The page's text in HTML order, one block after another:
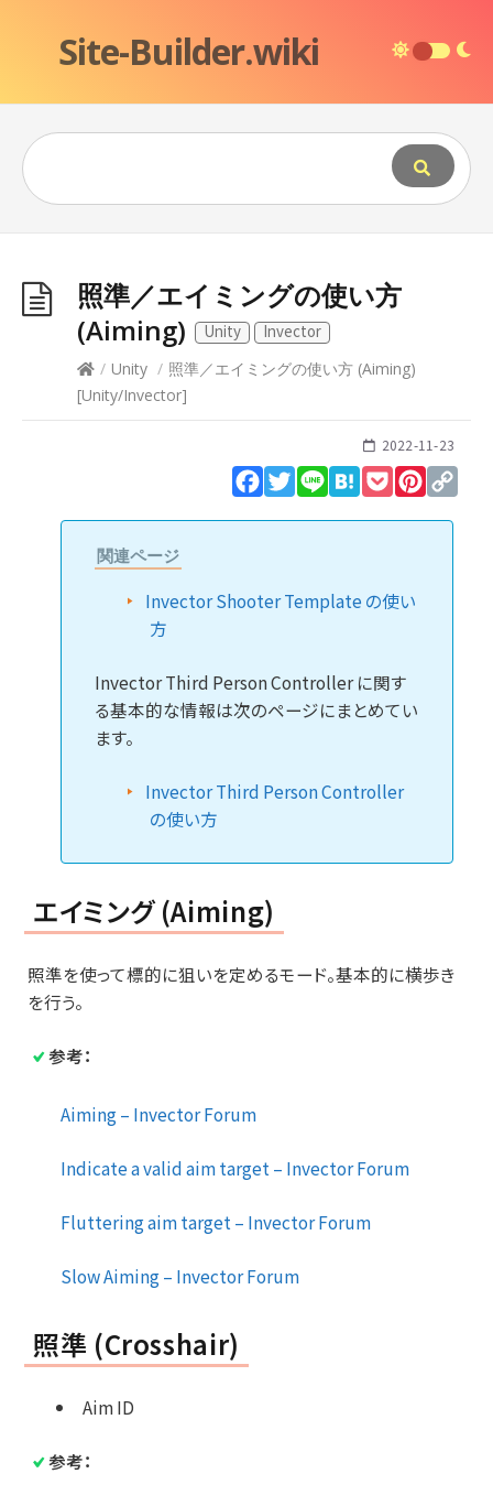
Site-Builder.wiki
照準／エイミングの使い方
(Aiming)
Unity
Invector
/ Unity / 照準／エイミングの使い方 (Aiming)
[Unity/Invector]
2022-11-23
Facebook
Twitter
Line HatenaPocket
関連ページ
Invector Shooter Template の使い
方
Invector Third Person Controller に関す
る基本的な情報は次のページにまとめてい
ます。
Invector Third Person Controller
の使い方
エイミング (Aiming)
照準を使って標的に狙いを定めるモード。基本的に横歩き
を行う。
参考：
Aiming – Invector Forum
Indicate a valid aim target – Invector Forum
Fluttering aim target – Invector Forum
Slow Aiming – Invector Forum
照準 (Crosshair)
Aim ID
参考：